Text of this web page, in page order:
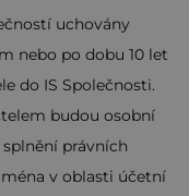
uchovány
nebo po dobu 10 let
do IS Společnosti.
budou osobní
právních
v oblasti účetní